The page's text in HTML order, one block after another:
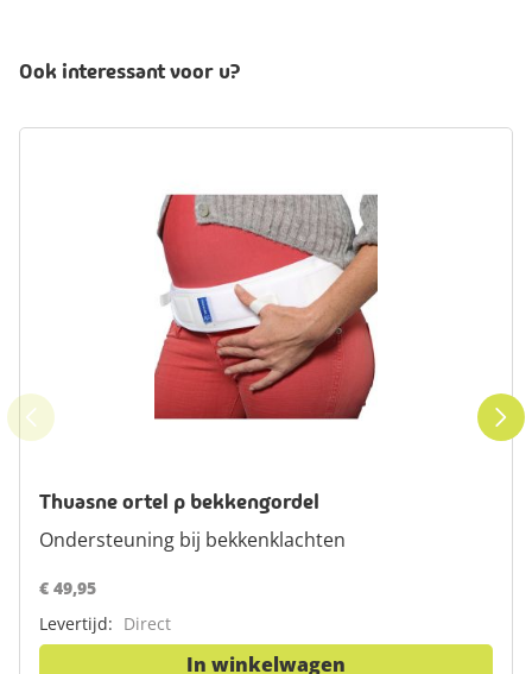
Ook interessant voor u?
Thuasne ortel p bekkengordel
Ondersteuning bij bekkenklachten
€ 49,95
Levertijd: Direct
In winkelwagen